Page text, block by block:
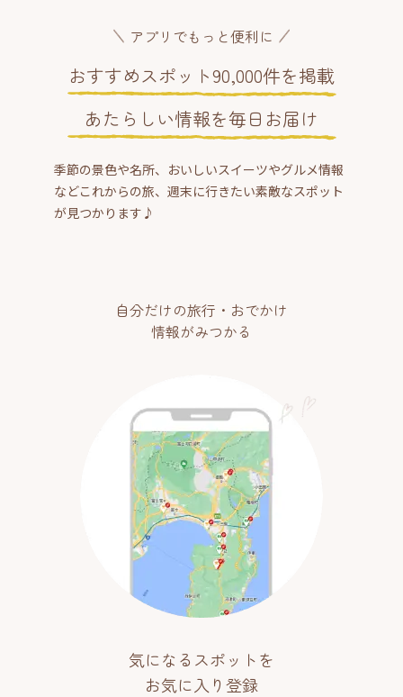
アプリでもっと便利に
おすすめスポット90,000件を掲載
あたらしい情報を毎日お届け
季節の景色や名所、おいしいスイーツやグルメ情報
などこれからの旅、週末に行きたい素敵なスポット
が見つかります♪
自分だけの旅行・おでかけ
情報がみつかる
気になるスポットを
お気に入り登録